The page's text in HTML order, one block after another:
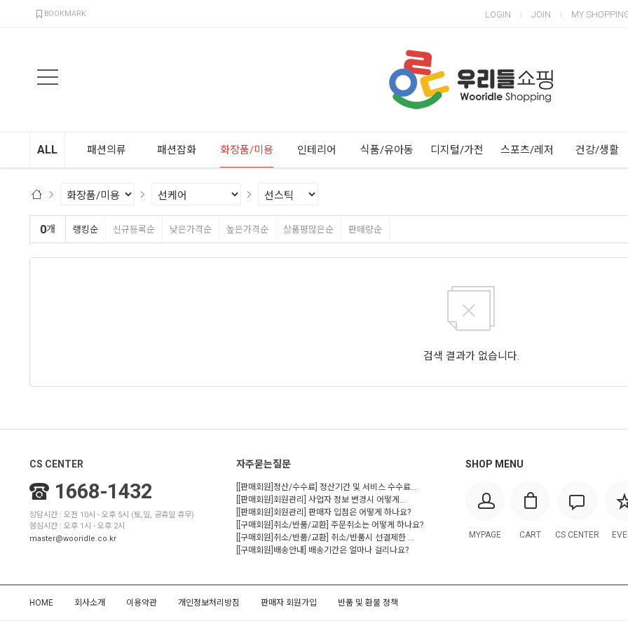
BOOKMARK LOGIN JOIN MY
ALL 패션의류 패션잡화 화장품/미용 인테리어 식품/유아동 디지털/가전 스포츠/레저 건강/생활
0개 랭킹순 신규등록순 낮은가격순 높은가격순 상품평많은순 판매량순
검색 결과가 없습니다.
CS CENTER
1668-1432
상담시간 : 오전 10시 - 오후 5시 (토,일, 공휴일 휴무)
점심시간 : 오후 1시 - 오후 2시
master@wooridle.co.kr
자주묻는질문
[[판매회원]정산/수수료] 정산기간 및 서비스 수수료...
[[판매회원]회원관리] 사업자 정보 변경시 어떻게...
[[판매회원]회원관리] 판매자 입점은 어떻게 하나요?
[[구매회원]취소/반품/교환] 주문취소는 어떻게 하나요?
[[구매회원]취소/반품/교환] 취소/반품시 선결제한 ...
[[구매회원]배송안내] 배송기간은 얼마나 걸리나요?
SHOP MENU
MYPAGE CART CS CENTER
HOME 회사소개 이용약관 개인정보처리방침 판매자 회원가입 반품 및 환불 정책